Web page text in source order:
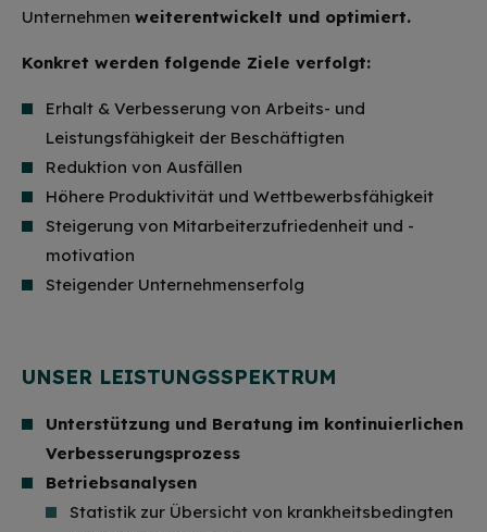
Unternehmen weiterentwickelt und optimiert.
Konkret werden folgende Ziele verfolgt:
Erhalt & Verbesserung von Arbeits- und
Leistungsfähigkeit der Beschäftigten
Reduktion von Ausfällen
Höhere Produktivität und Wettbewerbsfähigkeit
Steigerung von Mitarbeiterzufriedenheit und -
motivation
Steigender Unternehmenserfolg
UNSER LEISTUNGSSPEKTRUM
Unterstützung und Beratung im kontinuierlichen
Verbesserungsprozess
Betriebsanalysen
Statistik zur Übersicht von krankheitsbedingten